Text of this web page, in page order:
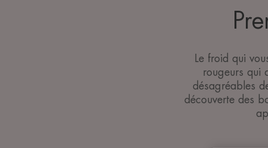
Le froid qui
rougeurs qui
désagréables
découverte des